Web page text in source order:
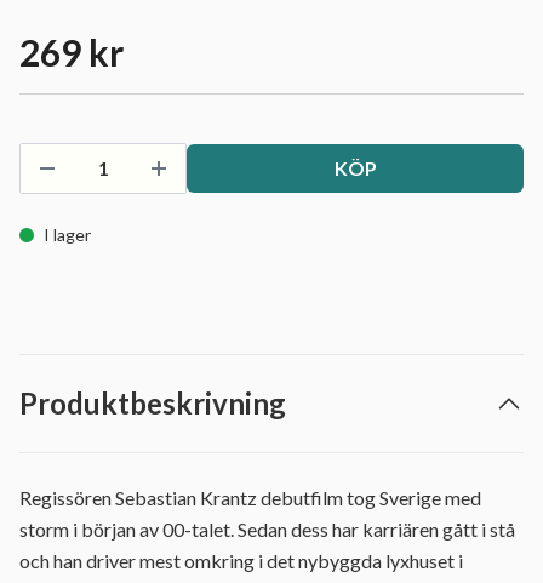
269 kr
KÖP
I lager
Produktbeskrivning
Regissören Sebastian Krantz debutfilm tog Sverige med
storm i början av 00-talet. Sedan dess har karriären gått i stå
och han driver mest omkring i det nybyggda lyxhuset i